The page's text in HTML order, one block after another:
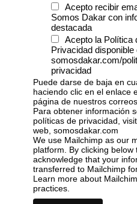
Acepto recibir
Somos Dakar con
destacada
Acepto la Política
Privacidad disponible
somosdakar.com/
privacidad
Puede darse de baja en
haciendo clic en el enlace
página de nuestros
Para obtener información
políticas de privacidad,
web, somosdakar.com
We use Mailchimp as our
platform. By clicking below
acknowledge that your
transferred to Mailchimp
Learn more about
practices.